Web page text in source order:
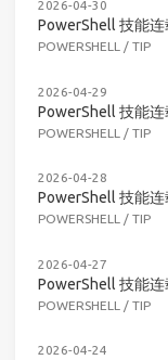
2026-04-30
PowerShell 技能
POWERSHELL / TIP
2026-04-29
PowerShell 技能
POWERSHELL / TIP
2026-04-28
PowerShell 技能
POWERSHELL / TIP
2026-04-27
PowerShell 技能连
POWERSHELL / TIP
2026-04-24